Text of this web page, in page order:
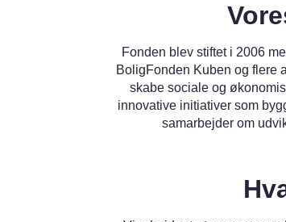
Fonden blev stiftet i 2006
BoligFonden Kuben og flere
skabe sociale og
innovative initiativer som
samarbejder om